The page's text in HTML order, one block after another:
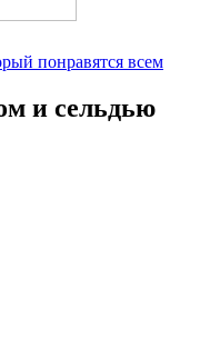
понравятся всем
и сельдью